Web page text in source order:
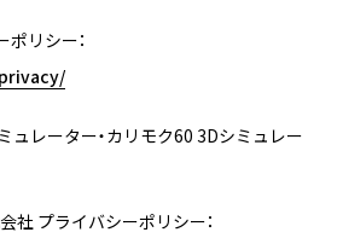
リシー：
ュレーター・カリモク60 3Dシミュレー
社 プライバシーポリシー：